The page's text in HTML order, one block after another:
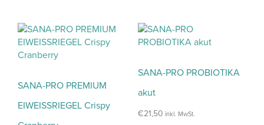
SANA-PRO PREMIUM
EIWEISSRIEGEL Crispy
SANA-PRO PROBIOTIKA
akut
€21,50 inkl. MwSt.